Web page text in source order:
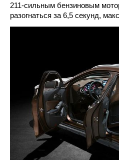
211-сильным бензиновым
разогнаться за 6,5 секунд,